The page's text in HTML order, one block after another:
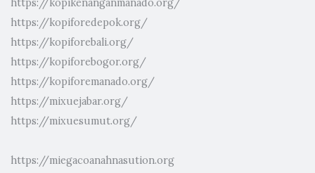
https://kopikenanganmanado.org/
https://kopiforedepok.org/
https://kopiforebali.org/
https://kopiforebogor.org/
https://kopiforemanado.org/
https://mixuejabar.org/
https://mixuesumut.org/
https://miegacoanahnasution.org